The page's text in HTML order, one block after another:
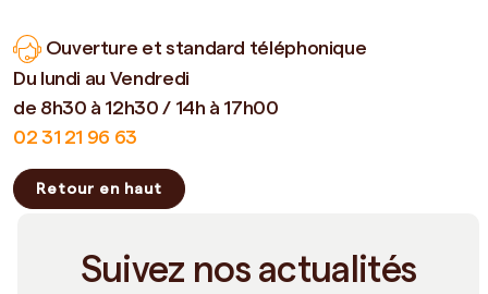
Ouverture et standard téléphonique
Du lundi au Vendredi
de 8h30 à 12h30 / 14h à 17h00
02 31 21 96 63
Retour en haut
Suivez nos actualités